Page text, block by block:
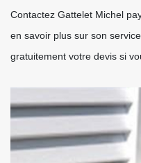
Contactez Gattelet Michel
en savoir plus sur son
gratuitement votre devis si